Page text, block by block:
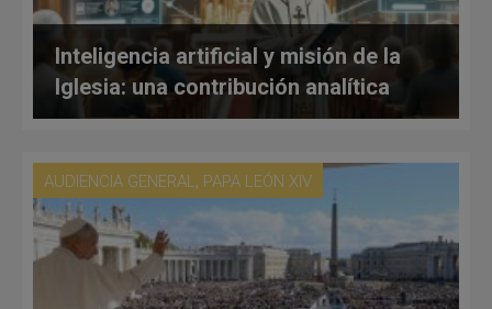
Inteligencia artificial y misión de la
Iglesia: una contribución analítica
AUDIENCIA GENERAL, PAPA LEÓN XIV